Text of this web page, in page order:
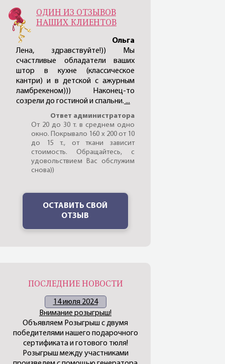
ОДИН ИЗ ОТЗЫВОВ
НАШИХ КЛИЕНТОВ
Ольга
Лена, здравствуйте!)) Мы
счастливые обладатели ваших
штор в кухне (классическое
кантри) и в детской с ажурным
ламбрекеном))) Наконец-то
созрели до гостиной и спальни. ...
Ответ администратора
От 20 до 30 т. в среднем одно
окно. Покрывало 160 х 200 от 10
до 15 т., от ткани зависит
стоимость. Обращайтесь, с
удовольствием Вас обслужим
снова))
ОСТАВИТЬ СВОЙ
ОТЗЫВ
ПОСЛЕДНИЕ НОВОСТИ
14 июля 2024
Внимание розыгрыш!
Объявляем Розыгрыш с двумя
победителями нашего подарочного
сертификата и готового тюля!
Розыгрыш между участниками